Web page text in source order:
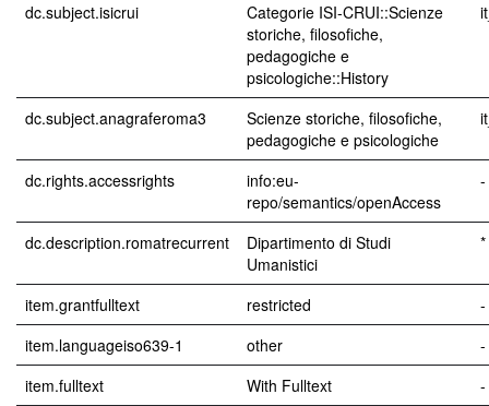
dc.subject.isicrui
Categorie ISI-CRUI::Scienze
storiche, filosofiche,
pedagogiche e
psicologiche::History
dc.subject.anagraferoma3
Scienze storiche, filosofiche,
pedagogiche e psicologiche
dc.rights.accessrights
info:eu-
repo/semantics/openAccess
-
dc.description.romatrecurrent
Dipartimento di Studi
Umanistici
*
item.grantfulltext restricted
-
item.languageiso639-1
other
-
item.fulltext
With Fulltext
-